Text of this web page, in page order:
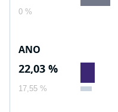
0 %
ANO
22,03 %
17,55 %